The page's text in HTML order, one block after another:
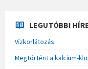
LEGUTÓBBI
Vízkorlátozás
Megtörtént a kalcium-